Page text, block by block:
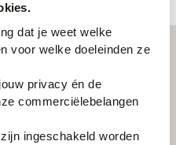
dat je weet welke
voor welke doeleinden ze
privacy én de
commerciëlebelangen
ingeschakeld worden
onze nieuwsbrief